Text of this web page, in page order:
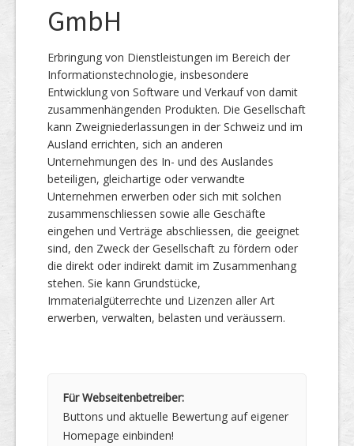
GmbH
Erbringung von Dienstleistungen im Bereich der
Informationstechnologie, insbesondere
Entwicklung von Software und Verkauf von damit
zusammenhängenden Produkten. Die Gesellschaft
kann Zweigniederlassungen in der Schweiz und im
Ausland errichten, sich an anderen
Unternehmungen des In- und des Auslandes
beteiligen, gleichartige oder verwandte
Unternehmen erwerben oder sich mit solchen
zusammenschliessen sowie alle Geschäfte
eingehen und Verträge abschliessen, die geeignet
sind, den Zweck der Gesellschaft zu fördern oder
die direkt oder indirekt damit im Zusammenhang
stehen. Sie kann Grundstücke,
Immaterialgüterrechte und Lizenzen aller Art
erwerben, verwalten, belasten und veräussern.
Für Webseitenbetreiber:
Buttons und aktuelle Bewertung auf eigener
Homepage einbinden!